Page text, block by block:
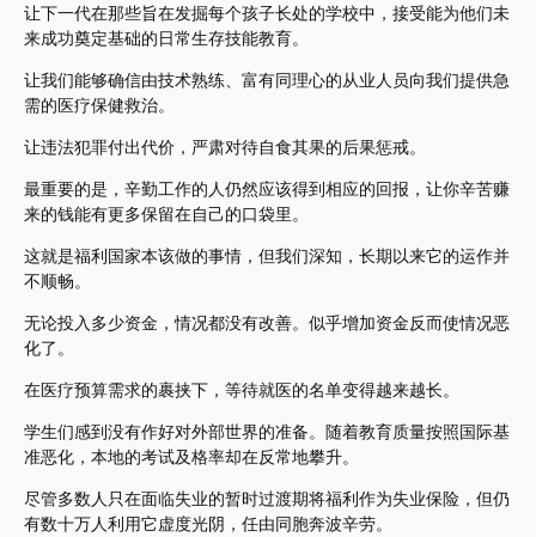
让下一代在那些旨在发掘每个孩子长处的学校中，接受能为他们未
来成功奠定基础的日常生存技能教育。
让我们能够确信由技术熟练、富有同理心的从业人员向我们提供急
需的医疗保健救治。
让违法犯罪付出代价，严肃对待自食其果的后果惩戒。
最重要的是，辛勤工作的人仍然应该得到相应的回报，让你辛苦赚
来的钱能有更多保留在自己的口袋里。
这就是福利国家本该做的事情，但我们深知，长期以来它的运作并
不顺畅。
无论投入多少资金，情况都没有改善。似乎增加资金反而使情况恶
化了。
在医疗预算需求的裹挟下，等待就医的名单变得越来越长。
学生们感到没有作好对外部世界的准备。随着教育质量按照国际基
准恶化，本地的考试及格率却在反常地攀升。
尽管多数人只在面临失业的暂时过渡期将福利作为失业保险，但仍
有数十万人利用它虚度光阴，任由同胞奔波辛劳。